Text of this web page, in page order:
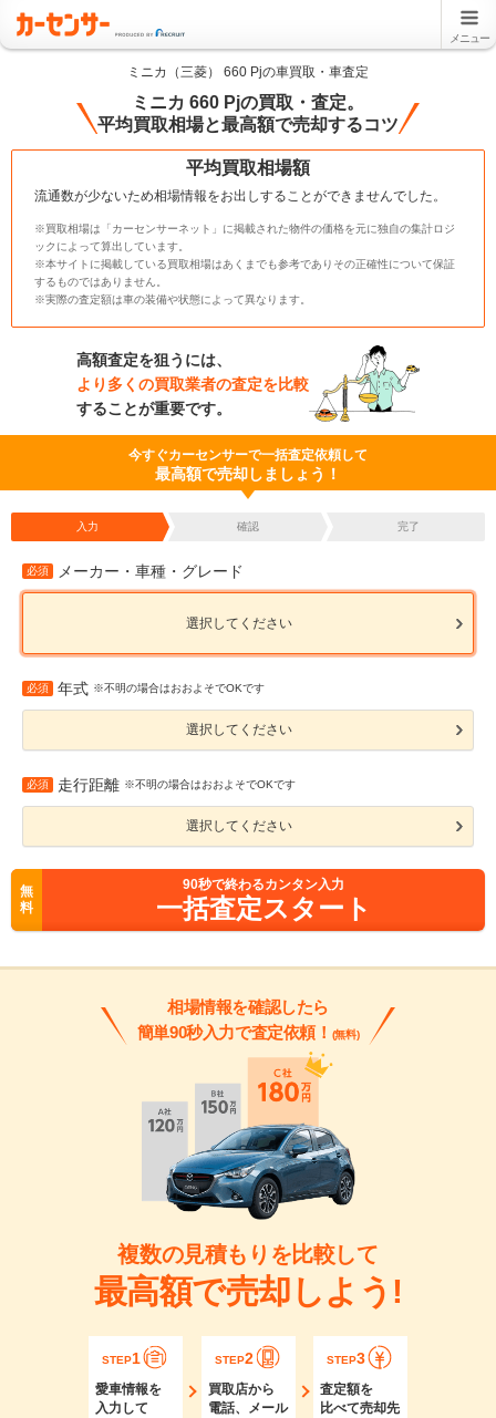
メニュー
ミニカ（三菱） 660 Pjの車買取・車査定
ミニカ 660 Pjの買取・査定。
平均買取相場と最高額で売却するコツ
平均買取相場額
流通数が少ないため相場情報をお出しすることができませんでした。
※買取相場は「カーセンサーネット」に掲載された物件の価格を元に独自の集計ロジ
ックによって算出しています。
※本サイトに掲載している買取相場はあくまでも参考でありその正確性について保証
するものではありません。
※実際の査定額は車の装備や状態によって異なります。
高額査定を狙うには、
より多くの買取業者の査定を比較
することが重要です。
今すぐカーセンサーで一括査定依頼して
最高額で売却しましょう！
入力 確認 完了
必須 メーカー・車種・グレード
選択してください
必須 年式 ※不明の場合はおおよそでOKです
選択してください
必須 走行距離 ※不明の場合はおおよそでOKです
選択してください
無
料
90秒で終わるカンタン入力
一括査定スタート
相場情報を確認したら
簡単90秒入力で査定依頼！ (無料)
複数の見積もりを比較して
最高額で売却しよう!
STEP1
愛車情報を
入力して
STEP2
買取店から
電話、メール
STEP3
査定額を
比べて売却先